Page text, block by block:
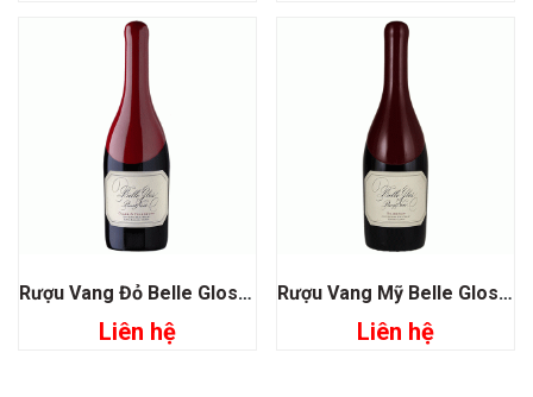
Rượu Vang Đỏ Belle Glos Pinot Noir Clark & Telephone
Liên hệ
Rượu Vang Mỹ Belle Glos Pinot Noir Dairyman
Liên hệ